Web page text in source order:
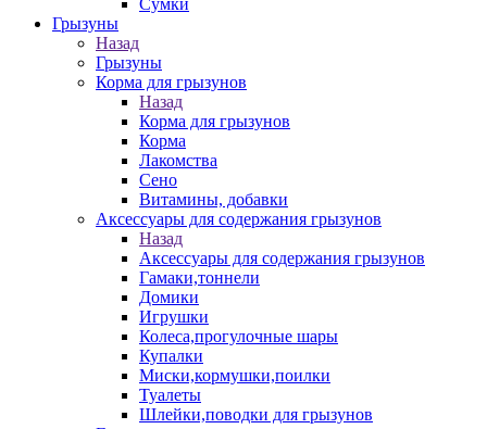
Сумки
Грызуны
Назад
Грызуны
Корма для грызунов
Назад
Корма для грызунов
Корма
Лакомства
Сено
Витамины, добавки
Аксессуары для содержания грызунов
Назад
Аксессуары для содержания грызунов
Гамаки,тоннели
Домики
Игрушки
Колеса,прогулочные шары
Купалки
Миски,кормушки,поилки
Туалеты
Шлейки,поводки для грызунов